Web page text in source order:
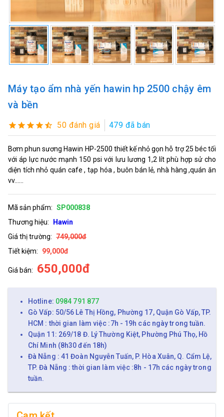
Máy tạo ẩm nhà yến hawin hp 2500 chậy êm
và bền
50 đánh giá 479 đã bán
Bơm phun sương Hawin HP-2500 thiết kế nhỏ gọn hỗ trợ 25 béc tối
với áp lực nước mạnh 150 psi với lưu lương 1,2 lít phù hợp sử cho
diện tích nhỏ quán cafe , tạp hóa , buôn bán lẻ, nhà hàng ,quán ăn
vv......
Mã sản phẩm: SP000838
Thương hiệu:
Hawin
Giá thị trường: 749,000đ
Tiết kiệm:
99,000đ
Giá bán: 650,000đ
Hotline: 0984 791 877
Gò Vấp: 50/56 Lê Thị Hồng, Phường 17, Quận Gò Vấp, TP.
HCM : thời gian làm việc :7h - 19h các ngày trong tuần.
Quận 11: 269/18 Đ. Lý Thường Kiệt, Phường Phú Thọ, Hồ
Chí Minh (8h30 đến 18h)
Đà Nẵng : 41 Đoàn Nguyễn Tuấn, P. Hòa Xuân, Q. Cẩm Lệ,
TP. Đà Nẵng : thời gian làm việc :8h - 17h các ngày trong
tuần.